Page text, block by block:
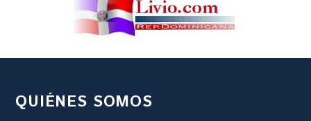
QUIÉNES SOMOS